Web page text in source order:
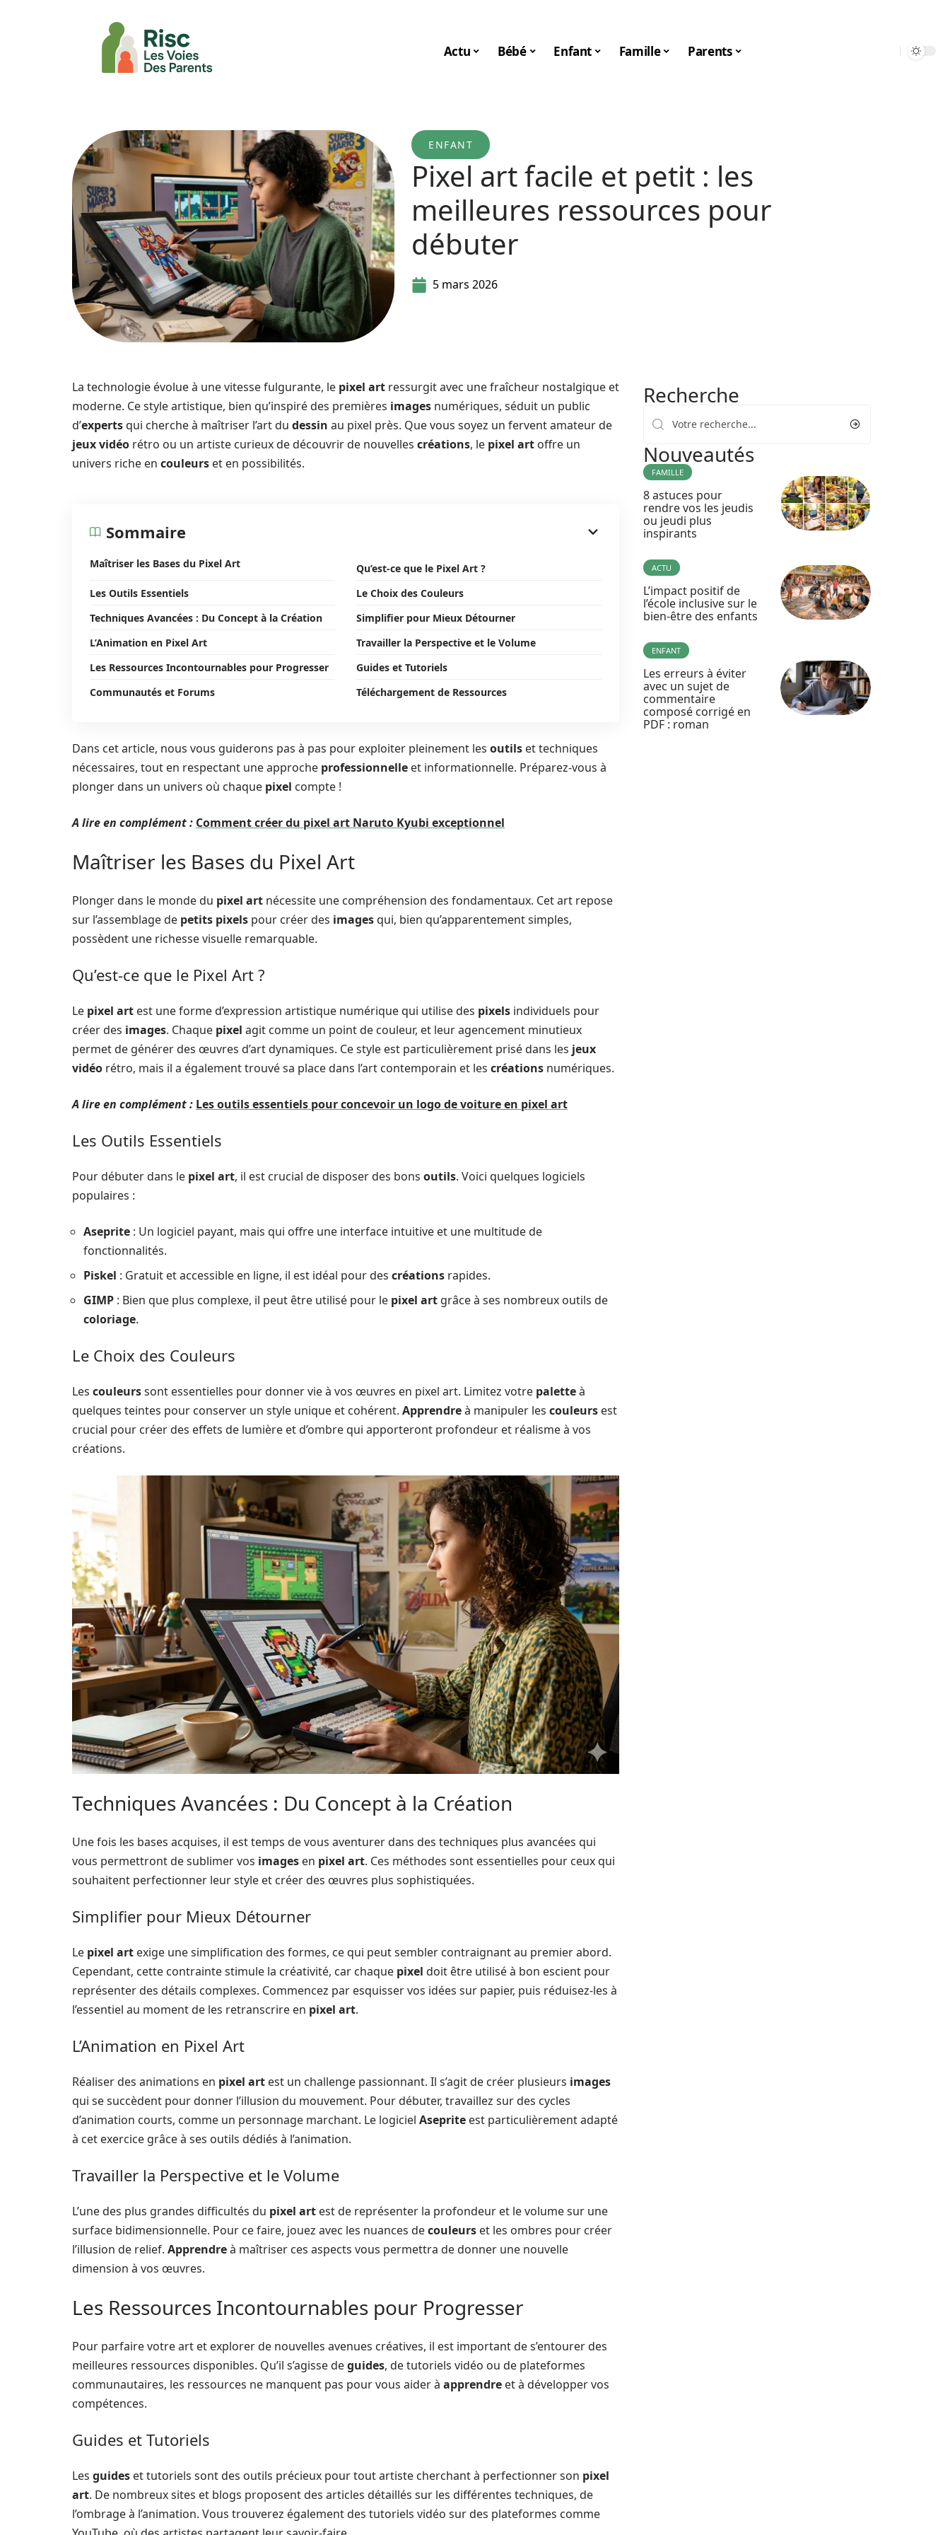
Actu Bébé Enfant Famille Parents
ENFANT
Pixel art facile et petit : les
meilleures ressources pour
débuter
5 mars 2026
La technologie évolue à une vitesse fulgurante, le pixel art ressurgit avec une fraîcheur nostalgique et
moderne. Ce style artistique, bien qu’inspiré des premières images numériques, séduit un public
d’expertsqui cherche à maîtriser l’art du dessin au pixel près. Que vous soyez un fervent amateur de
jeux vidéo rétro ou un artiste curieux de découvrir de nouvelles créations, le pixel art offre un
univers riche en couleurs et en possibilités.
Sommaire
Maîtriser les Bases du Pixel Art
Qu’est-ce que le Pixel Art ?
Les Outils Essentiels
Le Choix des Couleurs
Techniques Avancées : Du Concept à la Création
Simplifier pour Mieux Détourner
L’Animation en Pixel Art
Travailler la Perspective et le Volume
Les Ressources Incontournables pour Progresser
Guides et Tutoriels
Communautés et Forums
Téléchargement de Ressources
Dans cet article, nous vous guiderons pas à pas pour exploiter pleinement les outils et techniques
nécessaires, tout en respectant une approche professionnelle et informationnelle. Préparez-vous à
plonger dans un univers où chaque pixel compte !
A lire en complément : Comment créer du pixel art Naruto Kyubi exceptionnel
Maîtriser les Bases du Pixel Art
Plonger dans le monde du pixel art nécessite une compréhension des fondamentaux. Cet art repose
sur l’assemblage de petits pixels pour créer des imagesqui, bien qu’apparentement simples,
possèdent une richesse visuelle remarquable.
Qu’est-ce que le Pixel Art ?
Le pixel art est une forme d’expression artistique numérique qui utilise des pixels individuels pour
créer des images. Chaque pixel agit comme un point de couleur, et leur agencement minutieux
permet de générer des œuvres d’art dynamiques. Ce style est particulièrement prisé dans les jeux
vidéo rétro, mais il a également trouvé sa place dans l’art contemporain et les créations numériques.
A lire en complément : Les outils essentiels pour concevoir un logo de voiture en pixel art
Les Outils Essentiels
Pour débuter dans le pixel art, il est crucial de disposer des bons outils. Voici quelques logiciels
populaires :
Aseprite : Un logiciel payant, mais qui offre une interface intuitive et une multitude de
fonctionnalités.
Piskel : Gratuit et accessible en ligne, il est idéal pour des créations rapides.
GIMP : Bien que plus complexe, il peut être utilisé pour le pixel art grâce à ses nombreux outils de
coloriage.
Le Choix des Couleurs
Les couleurssont essentielles pour donner vie à vos œuvres en pixel art. Limitez votre paletteà
quelques teintes pour conserver un style unique et cohérent. Apprendreà manipuler les couleurs est
crucial pour créer des effets de lumière et d’ombre qui apporteront profondeur et réalisme à vos
créations.
Techniques Avancées : Du Concept à la Création
Une fois les bases acquises, il est temps de vous aventurer dans des techniques plus avancées qui
vous permettront de sublimer vos images en pixel art. Ces méthodes sont essentielles pour ceux qui
souhaitent perfectionner leur style et créer des œuvres plus sophistiquées.
Simplifier pour Mieux Détourner
Le pixel art exige une simplification des formes, ce qui peut sembler contraignant au premier abord.
Cependant, cette contrainte stimule la créativité, car chaque pixel doit être utilisé à bon escient pour
représenter des détails complexes. Commencez par esquisser vos idées sur papier, puis réduisez-les à
l’essentiel au moment de les retranscrire en pixel art.
L’Animation en Pixel Art
Réaliser des animations en pixel art est un challenge passionnant. Il s’agit de créer plusieurs images
qui se succèdent pour donner l’illusion du mouvement. Pour débuter, travaillez sur des cycles
d’animation courts, comme un personnage marchant. Le logiciel Aseprite est particulièrement adapté
à cet exercice grâce à ses outils dédiés à l’animation.
Travailler la Perspective et le Volume
L’une des plus grandes difficultés du pixel art est de représenter la profondeur et le volume sur une
surface bidimensionnelle. Pour ce faire, jouez avec les nuances decouleurs et les ombres pour créer
l’illusion de relief. Apprendreà maîtriser ces aspects vous permettra de donner une nouvelle
dimension à vos œuvres.
Les Ressources Incontournables pour Progresser
Pour parfaire votre art et explorer de nouvelles avenues créatives, il est important de s’entourer des
meilleures ressources disponibles. Qu’il s’agisse deguides, de tutoriels vidéo ou de plateformes
communautaires, les ressources ne manquent pas pour vous aider à apprendre et à développer vos
compétences.
Guides et Tutoriels
Les guides et tutoriels sont des outils précieux pour tout artiste cherchant à perfectionner son pixel
art. De nombreux sites et blogs proposent des articles détaillés sur les différentes techniques, de
l’ombrage à l’animation. Vous trouverez également des tutoriels vidéo sur des plateformes comme
Recherche
Nouveautés
FAMILLE
8 astuces pour
rendre vos les jeudis
ou jeudi plus
inspirants
ACTU
L’impact positif de
l’école inclusive sur le
bien-être des enfants
ENFANT
Les erreurs à éviter
avec un sujet de
commentaire
composé corrigé en
PDF : roman